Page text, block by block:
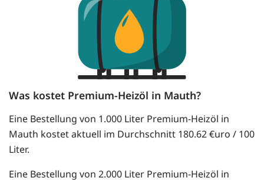
Was kostet Premium-Heizöl in Mauth?
Eine Bestellung von 1.000 Liter Premium-Heizöl in
Mauth kostet aktuell im Durchschnitt 180.62 €uro / 100
Liter.
Eine Bestellung von 2.000 Liter Premium-Heizöl in